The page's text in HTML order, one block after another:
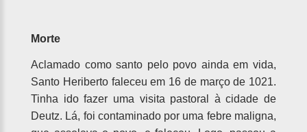
Morte
Aclamado como santo pelo povo ainda em vida,
Santo Heriberto faleceu em 16 de março de 1021.
Tinha ido fazer uma visita pastoral à cidade de
Deutz. Lá, foi contaminado por uma febre maligna,